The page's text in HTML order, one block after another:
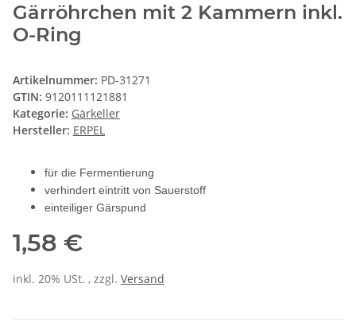
Gärröhrchen mit 2 Kammern inkl.
O-Ring
Artikelnummer: PD-31271
GTIN: 9120111121881
Kategorie: Gärkeller
Hersteller: ERPEL
für die Fermentierung
verhindert eintritt von Sauerstoff
einteiliger Gärspund
1,58 €
inkl. 20% USt. , zzgl. Versand